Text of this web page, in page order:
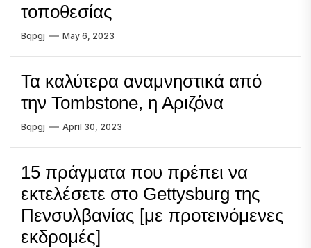
τοποθεσίας
Bqpgj May 6, 2023
Τα καλύτερα αναμνηστικά από
την Tombstone, η Αριζόνα
Bqpgj April 30, 2023
15 πράγματα που πρέπει να
εκτελέσετε στο Gettysburg της
Πενσυλβανίας [με προτεινόμενες
εκδρομές]